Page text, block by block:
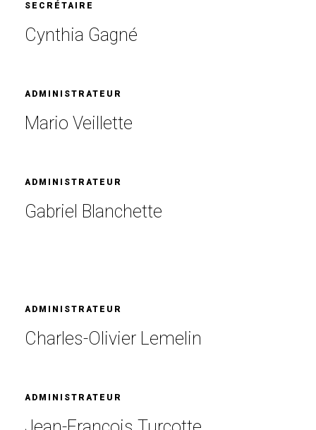
SECRÉTAIRE
Cynthia Gagné
ADMINISTRATEUR
Mario Veillette
ADMINISTRATEUR
Gabriel Blanchette
ADMINISTRATEUR
Charles-Olivier Lemelin
ADMINISTRATEUR